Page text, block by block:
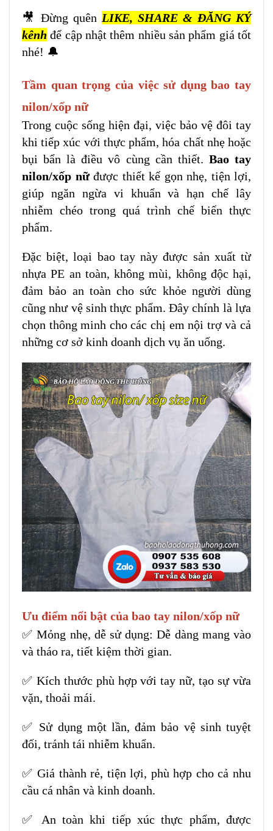
🎥 Đừng quên LIKE, SHARE & ĐĂNG KÝ
kênh để cập nhật thêm nhiều sản phẩm giá tốt
nhé! 🔔
Tầm quan trọng của việc sử dụng bao tay
nilon/xốp nữ
Trong cuộc sống hiện đại, việc bảo vệ đôi tay
khi tiếp xúc với thực phẩm, hóa chất nhẹ hoặc
bụi bẩn là điều vô cùng cần thiết. Bao tay
nilon/xốp nữđược thiết kế gọn nhẹ, tiện lợi,
giúp ngăn ngừa vi khuẩn và hạn chế lây
nhiễm chéo trong quá trình chế biến thực
phẩm.
Đặc biệt, loại bao tay này được sản xuất từ
nhựa PE an toàn, không mùi, không độc hại,
đảm bảo an toàn cho sức khỏe người dùng
cũng như vệ sinh thực phẩm. Đây chính là lựa
chọn thông minh cho các chị em nội trợ và cả
những cơ sở kinh doanh dịch vụ ăn uống.
Ưu điểm nổi bật của bao tay nilon/xốp nữ
✅ Mỏng nhẹ, dễ sử dụng: Dễ dàng mang vào
và tháo ra, tiết kiệm thời gian.
✅ Kích thước phù hợp với tay nữ, tạo sự vừa
vặn, thoải mái.
✅ Sử dụng một lần, đảm bảo vệ sinh tuyệt
đối, tránh tái nhiễm khuẩn.
✅ Giá thành rẻ, tiện lợi, phù hợp cho cả nhu
cầu cá nhân và kinh doanh.
✅ An toàn khi tiếp xúc thực phẩm, được